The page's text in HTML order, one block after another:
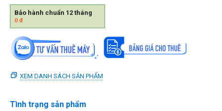
Bảo hành chuẩn 12 tháng
0 đ
XEM DANH SÁCH SẢN PHẨM
Tình trạng sản phẩm